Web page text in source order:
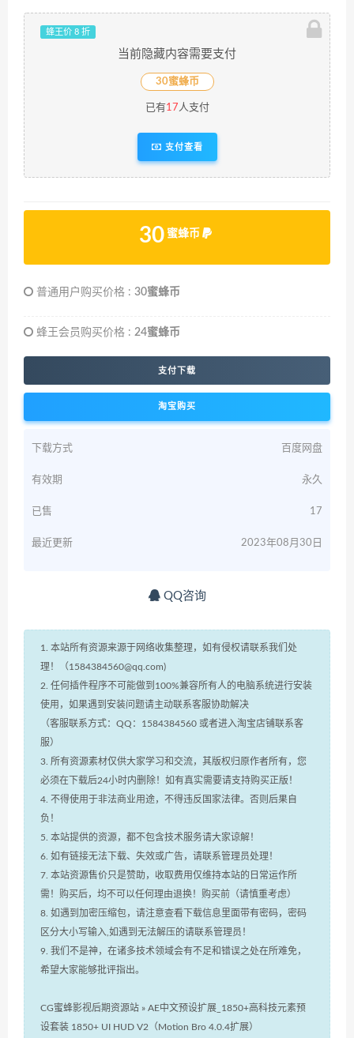
蜂王价 8 折
当前隐藏内容需要支付
30蜜蜂币
已有 17人支付
支付查看
30 蜜蜂币
普通用户购买价格 : 30蜜蜂币
蜂王会员购买价格 : 24蜜蜂币
支付下载
淘宝购买
下载方式 百度网盘
有效期 永久
已售 17
最近更新 2023年08月30日
QQ咨询
1. 本站所有资源来源于网络收集整理，如有侵权请联系我们处
理！（1584384560@qq.com)
2. 任何插件程序不可能做到100%兼容所有人的电脑系统进行安装
使用，如果遇到安装问题请主动联系客服协助解决
（客服联系方式：QQ：1584384560 或者进入淘宝店铺联系客
服）
3. 所有资源素材仅供大家学习和交流，其版权归原作者所有，您
必须在下载后24小时内删除！如有真实需要请支持购买正版！
4. 不得使用于非法商业用途，不得违反国家法律。否则后果自
负！
5. 本站提供的资源，都不包含技术服务请大家谅解！
6. 如有链接无法下载、失效或广告，请联系管理员处理！
7. 本站资源售价只是赞助，收取费用仅维持本站的日常运作所
需！购买后，均不可以任何理由退换！购买前（请慎重考虑）
8. 如遇到加密压缩包，请注意查看下载信息里面带有密码，密码
区分大小写输入,如遇到无法解压的请联系管理员！
9. 我们不是神，在诸多技术领域会有不足和错误之处在所难免，
希望大家能够批评指出。
CG蜜蜂影视后期资源站 » AE中文预设扩展_1850+高科技元素预
设套装 1850+ UI HUD V2（Motion Bro 4.0.4扩展）